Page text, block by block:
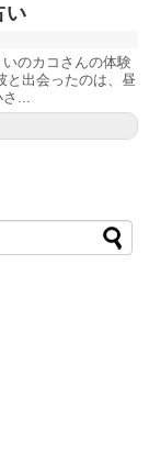
い
のカコさんの体験
と出会ったのは、昼
...